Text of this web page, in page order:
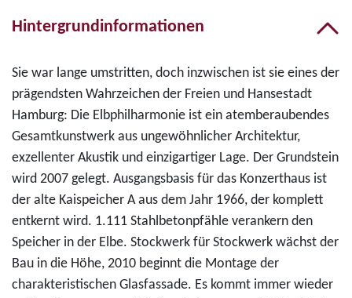
Hintergrundinformationen
Sie war lange umstritten, doch inzwischen ist sie eines der
prägendsten Wahrzeichen der Freien und Hansestadt
Hamburg: Die Elbphilharmonie ist ein atemberaubendes
Gesamtkunstwerk aus ungewöhnlicher Architektur,
exzellenter Akustik und einzigartiger Lage. Der Grundstein
wird 2007 gelegt. Ausgangsbasis für das Konzerthaus ist
der alte Kaispeicher A aus dem Jahr 1966, der komplett
entkernt wird. 1.111 Stahlbetonpfähle verankern den
Speicher in der Elbe. Stockwerk für Stockwerk wächst der
Bau in die Höhe, 2010 beginnt die Montage der
charakteristischen Glasfassade. Es kommt immer wieder